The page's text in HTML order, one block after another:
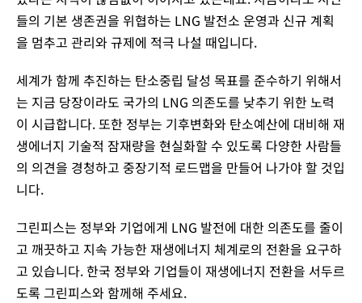
들의 기본 생존권을 위협하는 LNG 발전소 운영과 신규 계획
을 멈추고 관리와 규제에 적극 나설 때입니다.
세계가 함께 추진하는 탄소중립 달성 목표를 준수하기 위해서
는 지금 당장이라도 국가의 LNG 의존도를 낮추기 위한 노력
이 시급합니다. 또한 정부는 기후변화와 탄소예산에 대비해 재
생에너지 기술적 잠재량을 현실화할 수 있도록 다양한 사람들
의 의견을 경청하고 중장기적 로드맵을 만들어 나가야 할 것입
니다.
그린피스는 정부와 기업에게 LNG 발전에 대한 의존도를 줄이
고 깨끗하고 지속 가능한 재생에너지 체계로의 전환을 요구하
고 있습니다. 한국 정부와 기업들이 재생에너지 전환을 서두르
도록 그린피스와 함께해 주세요.